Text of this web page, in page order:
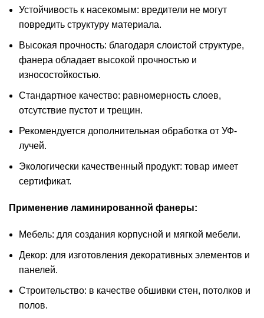
Устойчивость к насекомым: вредители не могут
повредить структуру материала.
Высокая прочность: благодаря слоистой структуре,
фанера обладает высокой прочностью и
износостойкостью.
Стандартное качество: равномерность слоев,
отсутствие пустот и трещин.
Рекомендуется дополнительная обработка от УФ-
лучей.
Экологически качественный продукт: товар имеет
сертификат.
Применение ламинированной фанеры:
Мебель: для создания корпусной и мягкой мебели.
Декор: для изготовления декоративных элементов и
панелей.
Строительство: в качестве обшивки стен, потолков и
полов.